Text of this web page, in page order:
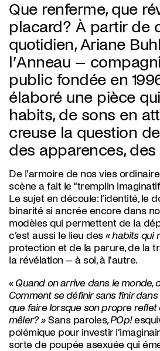
Que renferme, que
placard? À partir de
quotidien, Ariane
l’Anneau –
public fondée en
élaboré une pièce
habits, de sons en
creuse la question
des apparences, des
De l’armoire de nos vies
scène a fait le “tremplin
Le sujet en découle: l’identité, le
binarité si ancrée encore dans
modèles qui permettent de la
c’est aussi le lieu des « habits qui
protection et de la parure, de la
la révélation – à soi, à l'autre.
« Quand on arrive dans le monde,
Comment se définir sans finir
que faire lorsque son propre reflet
mêler? »Sans paroles,POp!
polémique pour investir
sorte de poupée asexuée qui